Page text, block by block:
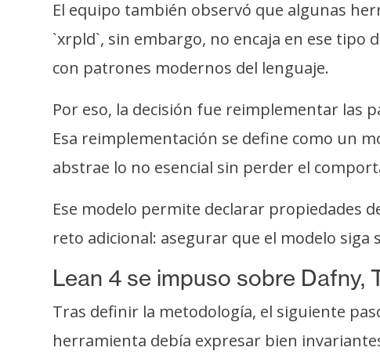
El equipo también observó que algunas
`xrpld`, sin embargo, no encaja en ese tipo
con patrones modernos del lenguaje.
Por eso, la decisión fue reimplementar las
Esa reimplementación se define como un
abstrae lo no esencial sin perder el
Ese modelo permite declarar propiedades
reto adicional: asegurar que el modelo
Lean 4 se impuso sobre Dafny,
Tras definir la metodología, el siguiente
herramienta debía expresar bien